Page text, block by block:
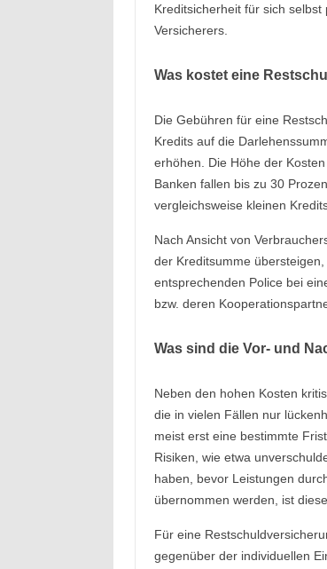
Kreditsicherheit für sich
Versicherers.
Was kostet eine
Die Gebühren für eine
Kredits auf die
erhöhen. Die Höhe der
Banken fallen bis zu 30
vergleichsweise kleinen
Nach Ansicht von
der Kreditsumme
entsprechenden Police bei
bzw. deren
Was sind die Vor- und
Neben den hohen Kosten
die in vielen Fällen nur
meist erst eine bestimmte
Risiken, wie etwa
haben, bevor Leistungen
übernommen werden, ist
Für eine
gegenüber der individuellen